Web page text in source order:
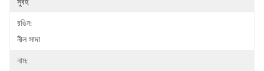
রঙিন:
নীল সাদা
নাম: